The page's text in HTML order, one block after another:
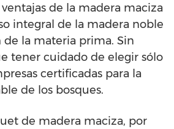
de la madera maciza
integral de la madera noble
de la materia prima. Sin
tener cuidado de elegir sólo
certificadas para la
de los bosques.
de madera maciza, por